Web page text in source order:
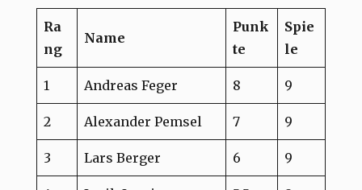
Ra
ng
Name
Punk
te
Spie
le
1 Andreas Feger 8 9
2 Alexander Pemsel 7 9
3 Lars Berger 6 9